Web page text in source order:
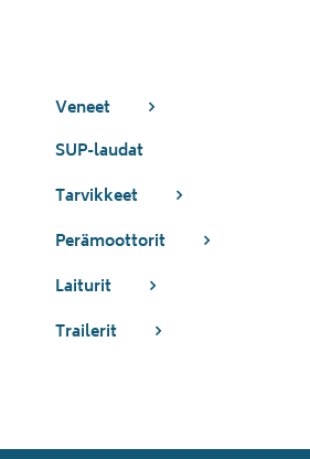
Veneet
SUP-laudat
Tarvikkeet
Perämoottorit
Laiturit
Trailerit